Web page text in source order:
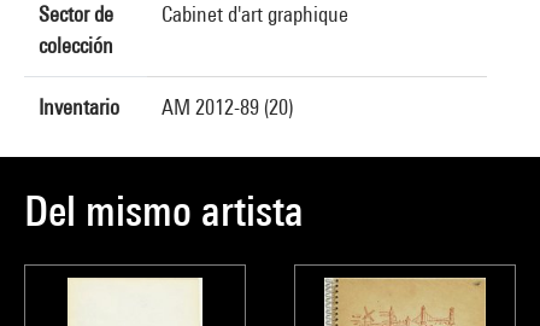
Sector de
colección
Cabinet d'art graphique
Inventario AM 2012-89 (20)
Del mismo artista